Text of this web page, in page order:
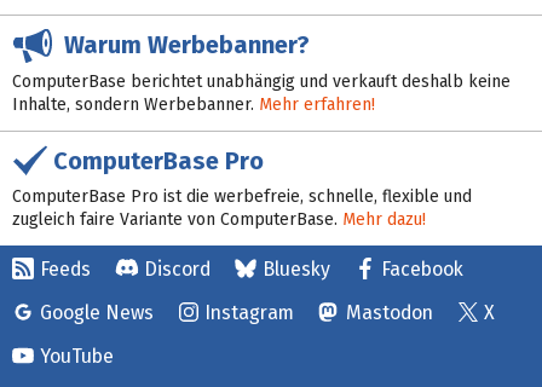
Warum Werbebanner?
ComputerBase berichtet unabhängig und verkauft deshalb keine
Inhalte, sondern Werbebanner. Mehr erfahren!
ComputerBase Pro
ComputerBase Pro ist die werbefreie, schnelle, flexible und
zugleich faire Variante von ComputerBase. Mehr dazu!
Feeds Discord Bluesky
Facebook
Google News
Instagram Mastodon
X
YouTube